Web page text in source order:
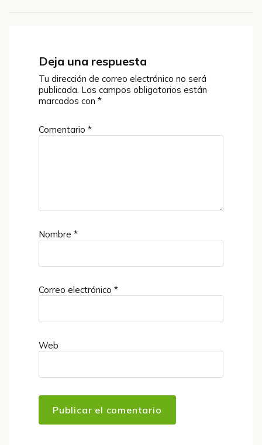
Deja una respuesta
Tu dirección de correo electrónico no será
publicada. Los campos obligatorios están
marcados con *
Comentario *
Nombre *
Correo electrónico *
Web